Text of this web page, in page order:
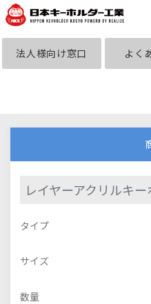
法人様向け窓口 よく
レイヤーアクリルキ
タイプ
サイズ
数量